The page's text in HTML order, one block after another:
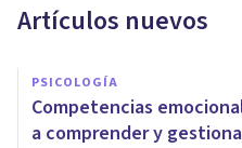
Artículos nuevos
PSICOLOGÍA
Competencias
a comprender y